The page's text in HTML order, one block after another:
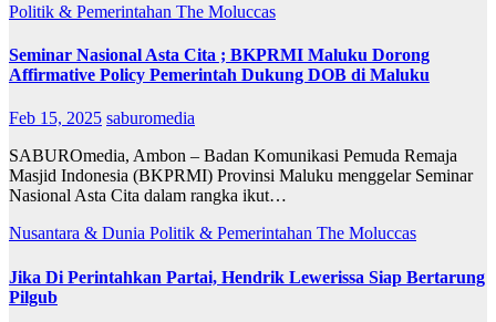
Politik & Pemerintahan The Moluccas
Seminar Nasional Asta Cita ; BKPRMI Maluku Dorong
Affirmative Policy Pemerintah Dukung DOB di Maluku
Feb 15, 2025 saburomedia
SABUROmedia, Ambon – Badan Komunikasi Pemuda Remaja
Masjid Indonesia (BKPRMI) Provinsi Maluku menggelar Seminar
Nasional Asta Cita dalam rangka ikut…
Nusantara & Dunia Politik & Pemerintahan The Moluccas
Jika Di Perintahkan Partai, Hendrik Lewerissa Siap Bertarung
Pilgub